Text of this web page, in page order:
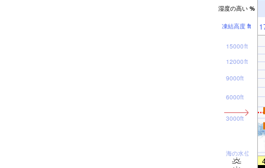
湿度の高い %
凍結高度 ft
海の水位
3000ft
6000ft
9000ft
12000ft
15000ft